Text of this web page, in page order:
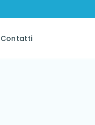
Contatti